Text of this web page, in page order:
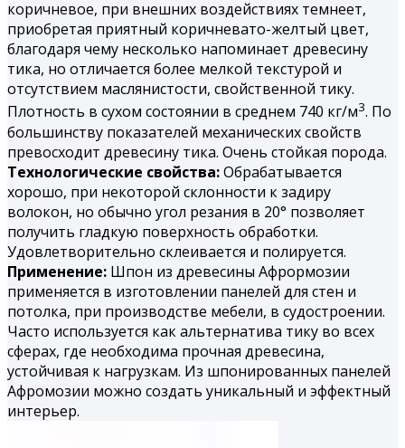
коричневое, при внешних воздействиях темнеет,
приобретая приятный коричневато-желтый цвет,
благодаря чему несколько напоминает древесину
тика, но отличается более мелкой текстурой и
отсутствием маслянистости, свойственной тику.
Плотность в сухом состоянии в среднем 740 кг/м3. По
большинству показателей механических свойств
превосходит древесину тика. Очень стойкая порода.
Технологические свойства:Обрабатывается
хорошо, при некоторой склонности к задиру
волокон, но обычно угол резания в 20° позволяет
получить гладкую поверхность обработки.
Удовлетворительно склеивается и полируется.
Применение: Шпон из древесины Афрормозии
применяется в изготовлении панелей для стен и
потолка, при производстве мебели, в судостроении.
Часто используется как альтернатива тику во всех
сферах, где необходима прочная древесина,
устойчивая к нагрузкам. Из шпонированных панелей
Афромозии можно создать уникальный и эффектный
интерьер.